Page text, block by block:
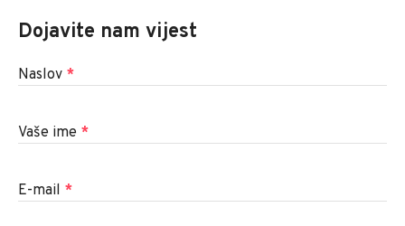
Dojavite nam vijest
Naslov *
Vaše ime *
E-mail *